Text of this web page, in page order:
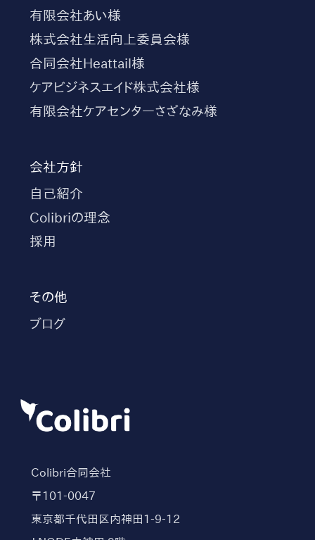
Colibri合同会社
〒101-0047
東京都千代田区内神田1-9-12
有限会社あい様
株式会社生活向上委員会様
合同会社Heattail様
ケアビジネスエイド株式会社様
有限会社ケアセンターさざなみ様
会社方針
自己紹介
Colibriの理念
採用
その他
ブログ